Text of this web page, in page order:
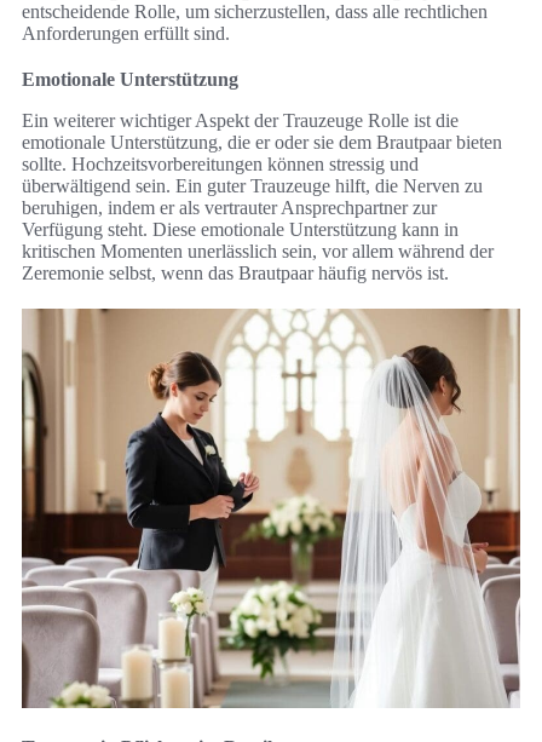
entscheidende Rolle, um sicherzustellen, dass alle rechtlichen
Anforderungen erfüllt sind.
Emotionale Unterstützung
Ein weiterer wichtiger Aspekt der Trauzeuge Rolle ist die
emotionale Unterstützung, die er oder sie dem Brautpaar bieten
sollte. Hochzeitsvorbereitungen können stressig und
überwältigend sein. Ein guter Trauzeuge hilft, die Nerven zu
beruhigen, indem er als vertrauter Ansprechpartner zur
Verfügung steht. Diese emotionale Unterstützung kann in
kritischen Momenten unerlässlich sein, vor allem während der
Zeremonie selbst, wenn das Brautpaar häufig nervös ist.